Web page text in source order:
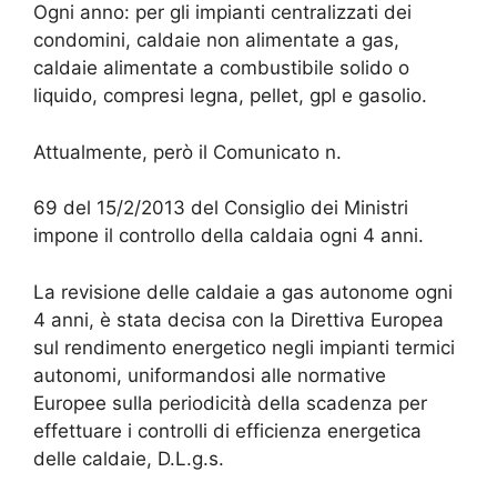
Ogni anno: per gli impianti centralizzati dei
condomini, caldaie non alimentate a gas,
caldaie alimentate a combustibile solido o
liquido, compresi legna, pellet, gpl e gasolio.
Attualmente, però il Comunicato n.
69 del 15/2/2013 del Consiglio dei Ministri
impone il controllo della caldaia ogni 4 anni.
La revisione delle caldaie a gas autonome ogni
4 anni, è stata decisa con la Direttiva Europea
sul rendimento energetico negli impianti termici
autonomi, uniformandosi alle normative
Europee sulla periodicità della scadenza per
effettuare i controlli di efficienza energetica
delle caldaie, D.L.g.s.